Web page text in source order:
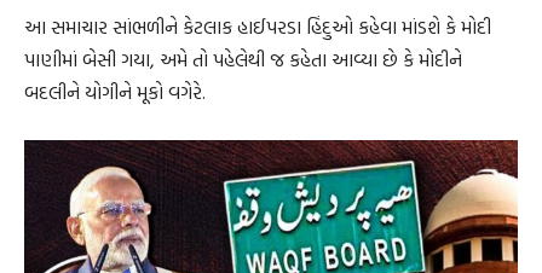
આ સમાચાર સાંભળીને કેટલાક હાઈપરડા હિંદુઓ કહેવા માંડશે કે મોદી
પાણીમાં બેસી ગયા, અમે તો પહેલેથી જ કહેતા આવ્યા છે કે મોદીને
બદલીને યોગીને મૂકો વગેરે.